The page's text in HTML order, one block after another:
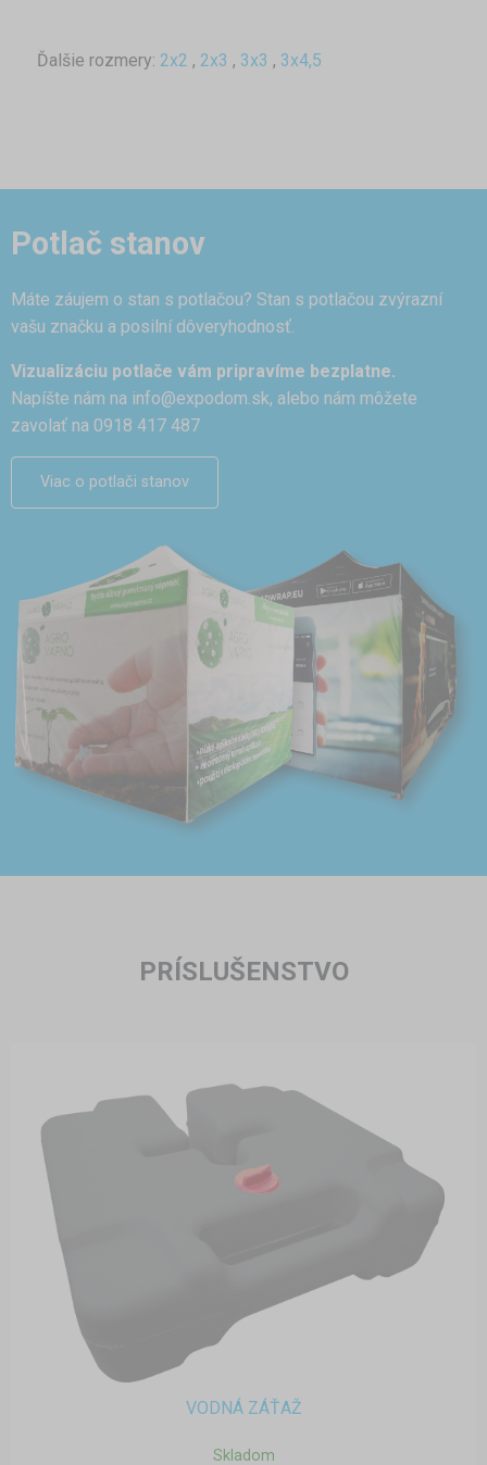
Ďalšie rozmery: 2x2 , 2x3 , 3x3 , 3x4,5
Potlač stanov
Máte záujem o stan s potlačou? Stan s potlačou zvýrazní
vašu značku a posilní dôveryhodnosť.
Vizualizáciu potlače vám pripravíme bezplatne.
Napíšte nám na info@expodom.sk, alebo nám môžete
zavolať na 0918 417 487
Viac o potlači stanov
PRÍSLUŠENSTVO
VODNÁ ZÁŤAŽ
Skladom